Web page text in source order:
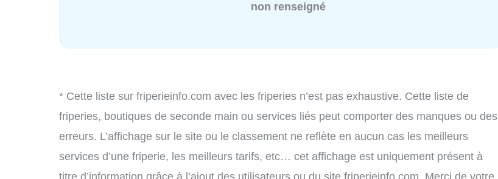
non renseigné
* Cette liste sur friperieinfo.com avec les friperies n’est pas exhaustive. Cette liste de
friperies, boutiques de seconde main ou services liés peut comporter des manques ou des
erreurs. L’affichage sur le site ou le classement ne reflète en aucun cas les meilleurs
services d’une friperie, les meilleurs tarifs, etc… cet affichage est uniquement présent à
titre d’information grâce à l’ajout des utilisateurs ou du site friperieinfo.com. Merci de votre